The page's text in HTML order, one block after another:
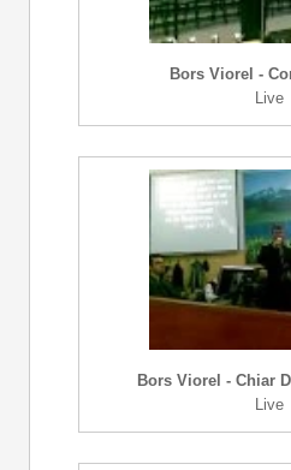
Bors Viorel -
Live
Bors Viorel - Chiar
Live